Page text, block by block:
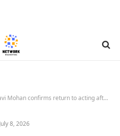
confirms return to acting after emotional exit statement amid divorce battle: “I’ll definitely come back”
July 8, 2026